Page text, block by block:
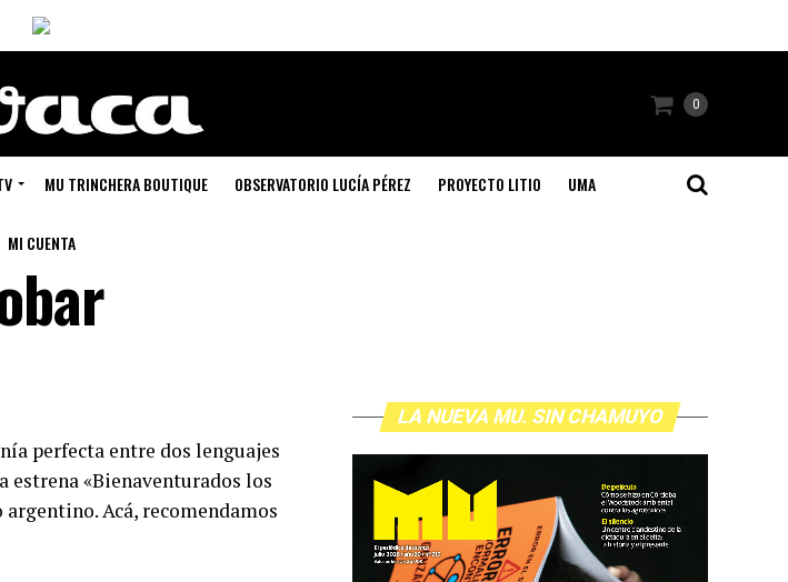
0
MU TRINCHERA BOUTIQUE OBSERVATORIO LUCÍA PÉREZ PROYECTO LITIO UMA
MI CUENTA
perfecta entre dos lenguajes
estrena «Bienaventurados los
Acá, recomendamos
LA NUEVA MU. SIN CHAMUYO